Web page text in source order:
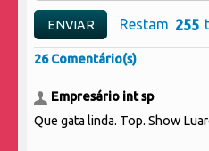
Restam
26 Comentário(s)
Empresário int sp
Que gata linda. Top. Show